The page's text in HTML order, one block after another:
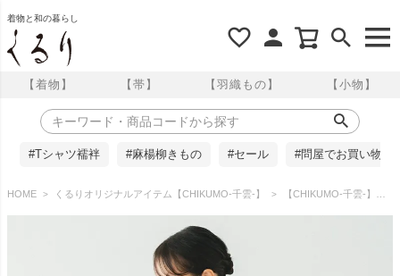
着物と和の暮らし
【着物】 【帯】 【羽織もの】 【小物】
#Tシャツ襦袢 #麻楊柳きもの #セール #問屋でお買い物
HOME くるりオリジナルアイテム【CHIKUMO-千雲-】 【CHIKUMO-千雲-】モヘアシャギーロングコート/ベージュ くるり